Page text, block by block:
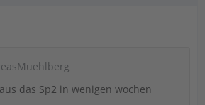
das Sp2 in wenigen wochen